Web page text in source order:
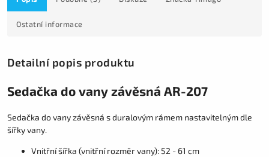
Ostatní informace
Detailní popis produktu
Sedačka do vany závěsná AR-207
Sedačka do vany závěsná s duralovým rámem nastavitelným dle
šířky vany.
Vnitřní šířka (vnitřní rozměr vany): 52 - 61 cm